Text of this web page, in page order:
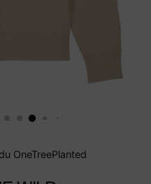
OneTreePlanted